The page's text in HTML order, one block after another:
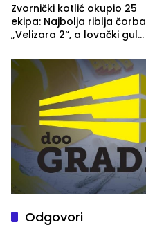
Zvornički kotlić okupio 25
ekipa: Najbolja riblja čorba
„Velizara 2“, a lovački gulaš
Odgovori